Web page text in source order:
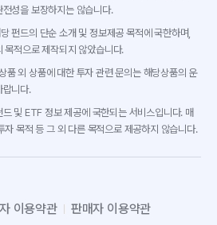
성을 보장하지는 않습니다.
펀드의 단순 소개 및 정보제공 목적에 국한하며,
목적으로 제작되지 않았습니다.
품 외 상품에 대한 투자 관련 문의는 해당상품의 운
랍니다.
및 ETF 정보 제공에 국한되는 서비스입니다. 매
자 목적 등 그 외 다른 목적으로 제공하지 않습니다.
이용약관 판매자 이용약관